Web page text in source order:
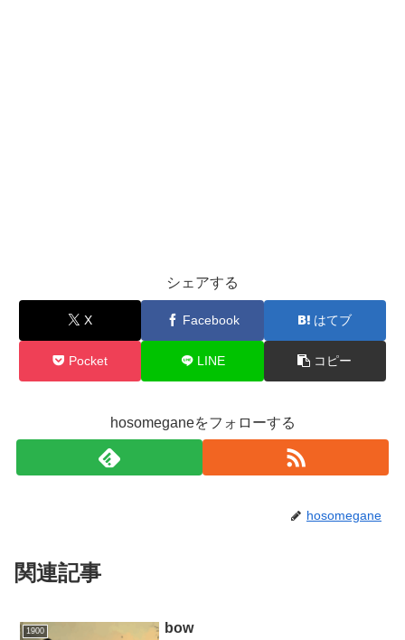
シェアする
X Facebook はてブ
Pocket LINE コピー
hosomeganeをフォローする
hosomegane
関連記事
1900 bow